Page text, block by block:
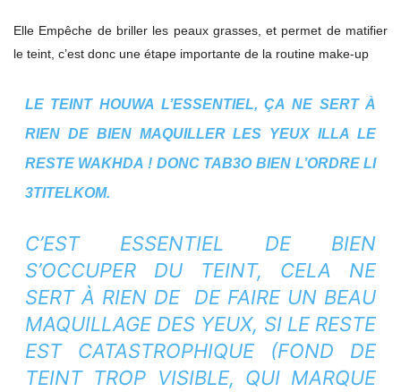
Elle Empêche de briller les peaux grasses, et permet de matifier
le teint, c’est donc une étape importante de la routine make-up
LE TEINT HOUWA L’ESSENTIEL, ÇA NE SERT À
RIEN DE BIEN MAQUILLER LES YEUX ILLA LE
RESTE WAKHDA ! DONC TAB3O BIEN L’ORDRE LI
3TITELKOM.
C’EST ESSENTIEL DE BIEN
S’OCCUPER DU TEINT, CELA NE
SERT À RIEN DE DE FAIRE UN BEAU
MAQUILLAGE DES YEUX, SI LE RESTE
EST CATASTROPHIQUE (FOND DE
TEINT TROP VISIBLE, QUI MARQUE